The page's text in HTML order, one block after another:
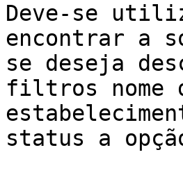
Deve-se
encontrar a
se deseja
filtros nome
status a